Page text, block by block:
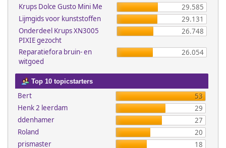
Krups Dolce Gusto Mini Me
29.585
Lijmgids voor kunststoffen
29.131
Onderdeel Krups XN3005
PIXIE gezocht
26.748
Reparatiefora bruin- en
witgoed
26.054
Top 10 topicstarters
Bert
53
Henk 2 leerdam
29
ddenhamer
27
Roland
20
prismaster
18